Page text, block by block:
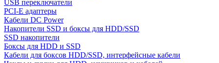
USB переключатели
PCI-E адаптеры
Кабели DC Power
Накопители SSD и боксы для HDD/SSD
SSD накопители
Боксы для HDD и SSD
Кабели для боксов HDD/SSD, интерфейсные кабели